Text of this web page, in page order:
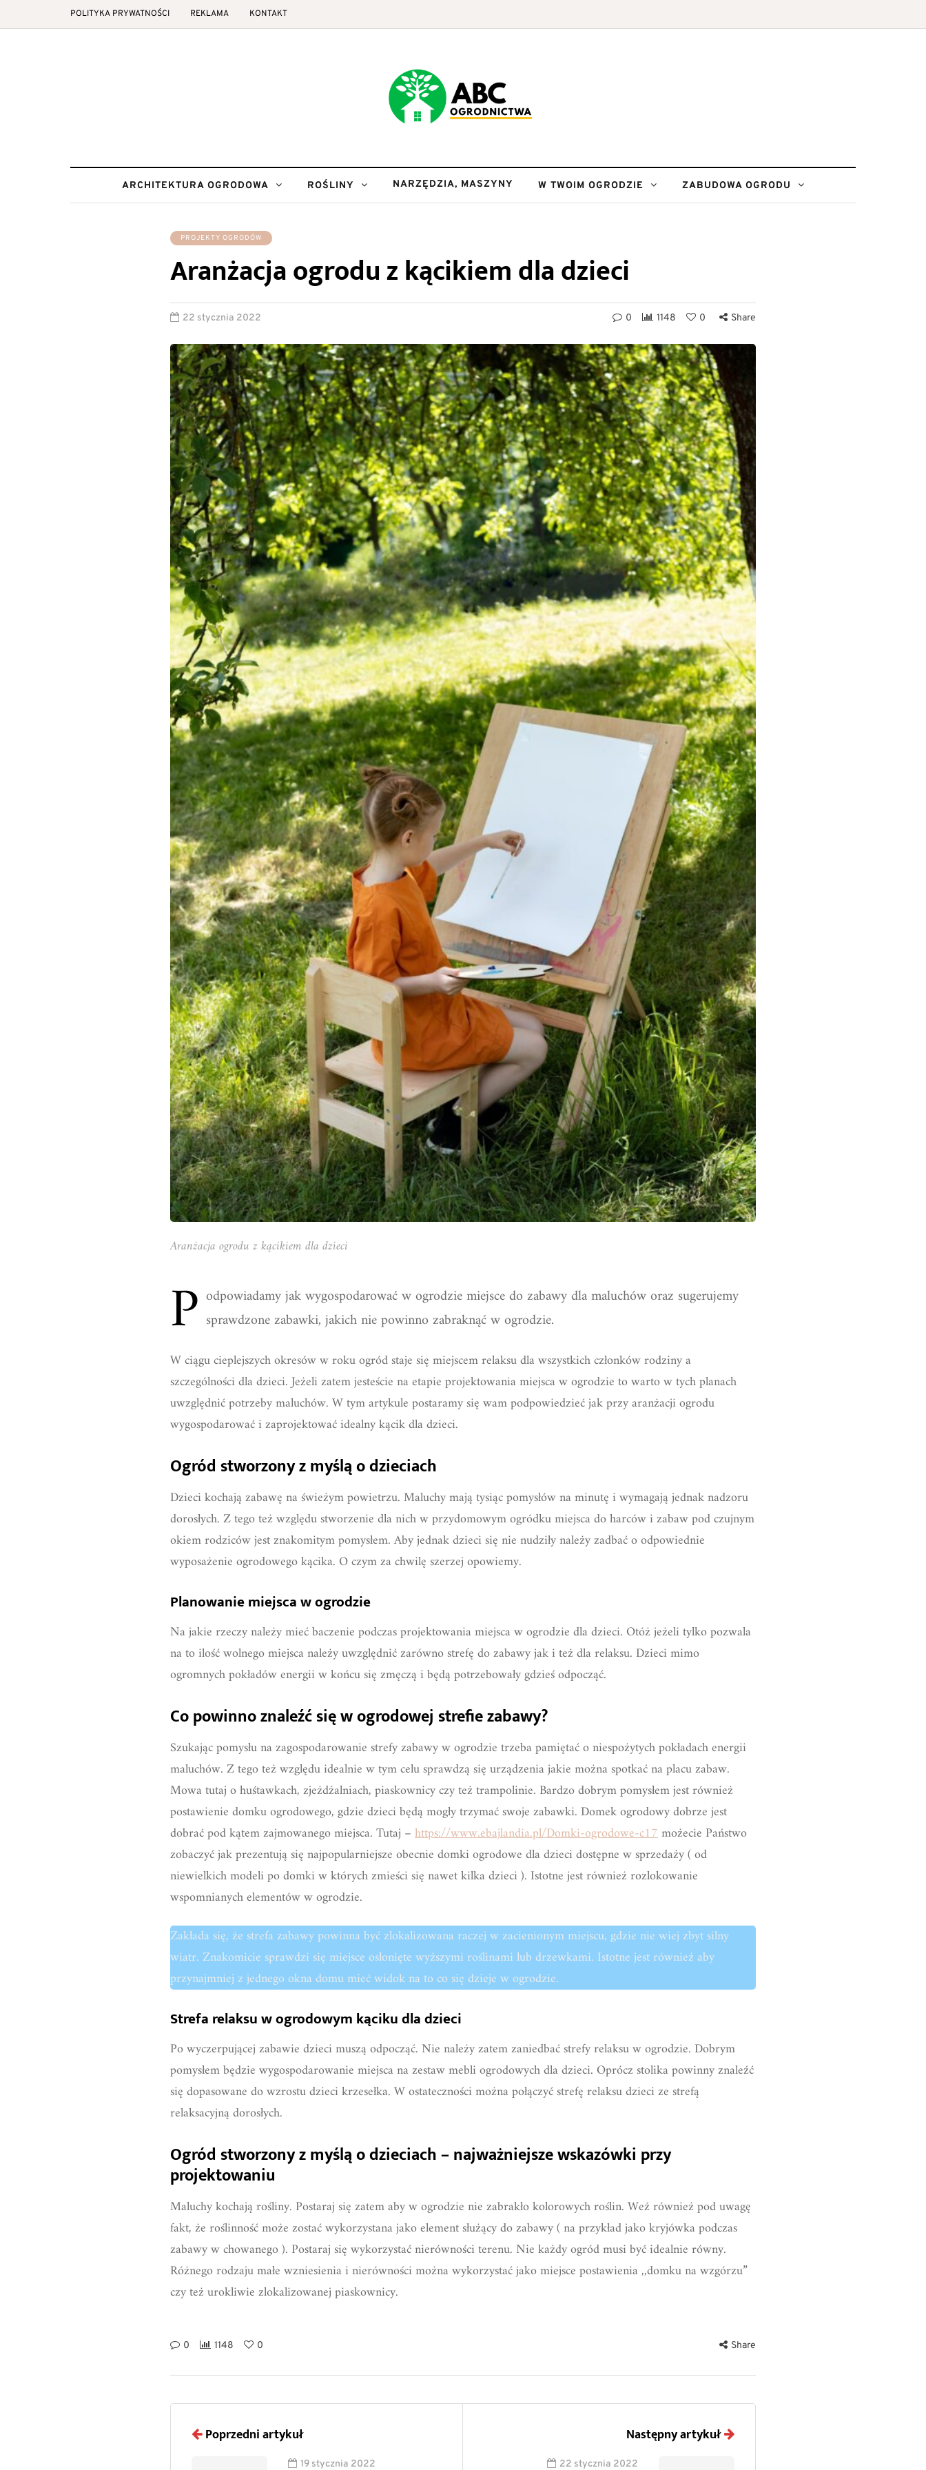
POLITYKA PRYWATNOŚCI REKLAMA KONTAKT
ARCHITEKTURA OGRODOWA ROŚLINY NARZĘDZIA, MASZYNY W TWOIM OGRODZIE ZABUDOWA OGRODU
PROJEKTY OGRODÓW
Aranżacja ogrodu z kącikiem dla dzieci
22 stycznia 2022 0 1148 0 Share
Aranżacja ogrodu z kącikiem dla dzieci
P odpowiadamy jak wygospodarować w ogrodzie miejsce do zabawy dla maluchów oraz sugerujemy
sprawdzone zabawki, jakich nie powinno zabraknąć w ogrodzie.
W ciągu cieplejszych okresów w roku ogród staje się miejscem relaksu dla wszystkich członków rodziny a
szczególności dla dzieci. Jeżeli zatem jesteście na etapie projektowania miejsca w ogrodzie to warto w tych planach
uwzględnić potrzeby maluchów. W tym artykule postaramy się wam podpowiedzieć jak przy aranżacji ogrodu
wygospodarować i zaprojektować idealny kącik dla dzieci.
Ogród stworzony z myślą o dzieciach
Dzieci kochają zabawę na świeżym powietrzu. Maluchy mają tysiąc pomysłów na minutę i wymagają jednak nadzoru
dorosłych. Z tego też względu stworzenie dla nich w przydomowym ogródku miejsca do harców i zabaw pod czujnym
okiem rodziców jest znakomitym pomysłem. Aby jednak dzieci się nie nudziły należy zadbać o odpowiednie
wyposażenie ogrodowego kącika. O czym za chwilę szerzej opowiemy.
Planowanie miejsca w ogrodzie
Na jakie rzeczy należy mieć baczenie podczas projektowania miejsca w ogrodzie dla dzieci. Otóż jeżeli tylko pozwala
na to ilość wolnego miejsca należy uwzględnić zarówno strefę do zabawy jak i też dla relaksu. Dzieci mimo
ogromnych pokładów energii w końcu się zmęczą i będą potrzebowały gdzieś odpocząć.
Co powinno znaleźć się w ogrodowej strefie zabawy?
Szukając pomysłu na zagospodarowanie strefy zabawy w ogrodzie trzeba pamiętać o niespożytych pokładach energii
maluchów. Z tego też względu idealnie w tym celu sprawdzą się urządzenia jakie można spotkać na placu zabaw.
Mowa tutaj o huśtawkach, zjeżdżalniach, piaskownicy czy też trampolinie. Bardzo dobrym pomysłem jest również
postawienie domku ogrodowego, gdzie dzieci będą mogły trzymać swoje zabawki. Domek ogrodowy dobrze jest
dobrać pod kątem zajmowanego miejsca. Tutaj –https://www.ebajlandia.pl/Domki-ogrodowe-c17możecie Państwo
zobaczyć jak prezentują się najpopularniejsze obecnie domki ogrodowe dla dzieci dostępne w sprzedaży ( od
niewielkich modeli po domki w których zmieści się nawet kilka dzieci ). Istotne jest również rozlokowanie
wspomnianych elementów w ogrodzie.
Zakłada się, że strefa zabawy powinna być zlokalizowana raczej w zacienionym miejscu, gdzie nie wiej zbyt silny
wiatr. Znakomicie sprawdzi się miejsce osłonięte wyższymi roślinami lub drzewkami. Istotne jest również aby
przynajmniej z jednego okna domu mieć widok na to co się dzieje w ogrodzie.
Strefa relaksu w ogrodowym kąciku dla dzieci
Po wyczerpującej zabawie dzieci muszą odpocząć. Nie należy zatem zaniedbać strefy relaksu w ogrodzie. Dobrym
pomysłem będzie wygospodarowanie miejsca na zestaw mebli ogrodowych dla dzieci. Oprócz stolika powinny znaleźć
się dopasowane do wzrostu dzieci krzesełka. W ostateczności można połączyć strefę relaksu dzieci ze strefą
relaksacyjną dorosłych.
Ogród stworzony z myślą o dzieciach – najważniejsze wskazówki przy
projektowaniu
Maluchy kochają rośliny. Postaraj się zatem aby w ogrodzie nie zabrakło kolorowych roślin. Weź również pod uwagę
fakt, że roślinność może zostać wykorzystana jako element służący do zabawy ( na przykład jako kryjówka podczas
zabawy w chowanego ). Postaraj się wykorzystać nierówności terenu. Nie każdy ogród musi być idealnie równy.
Różnego rodzaju małe wzniesienia i nierówności można wykorzystać jako miejsce postawienia ,,domku na wzgórzu”
czy też urokliwie zlokalizowanej piaskownicy.
0 1148 0 Share
Poprzedni artykuł
19 stycznia 2022
Następny artykuł
22 stycznia 2022